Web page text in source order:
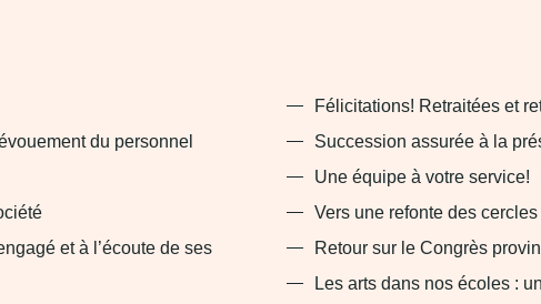
du personnel
et à l’écoute de ses
Félicitations! Retraitées et
Succession assurée à la
Une équipe à votre service!
Vers une refonte des cercles
Retour sur le Congrès
Les arts dans nos écoles :